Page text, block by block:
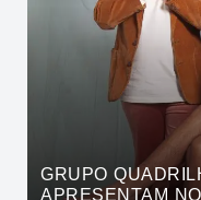
GRUPO
APRESENTAM